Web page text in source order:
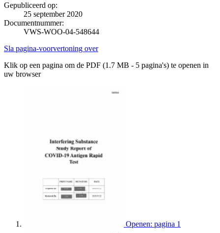
Gepubliceerd op:
25 september 2020
Documentnummer:
VWS-WOO-04-548644
Sla pagina-voorvertoning over
Klik op een pagina om de PDF (1.7 MB - 5 pagina's) te openen in
uw browser
Openen: pagina 1